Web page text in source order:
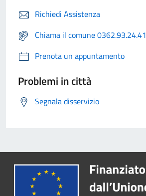
Richiedi Assistenza
Chiama il comune 0362.93.24.41
Prenota un appuntamento
Problemi in città
Segnala disservizio